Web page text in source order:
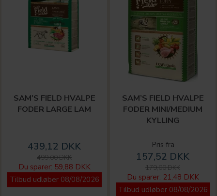
SAM’S FIELD HVALPE
FODER LARGE LAM
439,12 DKK
499,00 DKK
Du sparer: 59,88 DKK
Tilbud udløber 08/08/2026
SAM’S FIELD HVALPE
FODER MINI/MEDIUM
KYLLING
Pris fra
157,52 DKK
179,00 DKK
Du sparer: 21,48 DKK
Tilbud udløber 08/08/2026